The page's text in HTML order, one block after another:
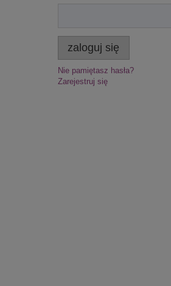
zaloguj się
Nie pamiętasz hasła?
Zarejestruj się